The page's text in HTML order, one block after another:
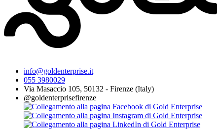
info@goldenterprise.it
055 3980029
Via Masaccio 105, 50132 - Firenze (Italy)
@goldenterprisefirenze